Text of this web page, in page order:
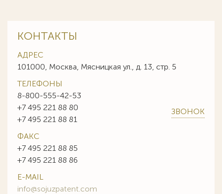
КОНТАКТЫ
АДРЕС
101000, Москва, Мясницкая ул., д. 13, стр. 5
ТЕЛЕФОНЫ
8-800-555-42-53
+7 495 221 88 80
+7 495 221 88 81
ЗВОНОК
ФАКС
+7 495 221 88 85
+7 495 221 88 86
E-MAIL
info@sojuzpatent.com